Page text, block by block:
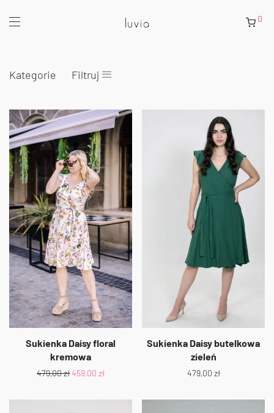
0
Kategorie Filtruj
Sukienka Daisy floral
kremowa
479,00zł459,00 zł
Sukienka Daisy butelkowa
zieleń
479,00 zł